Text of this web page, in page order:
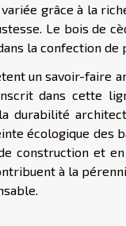
grâce à la
Le bois de
la confection
un savoir-faire
dans cette
durabilité
écologique des
construction et
à la